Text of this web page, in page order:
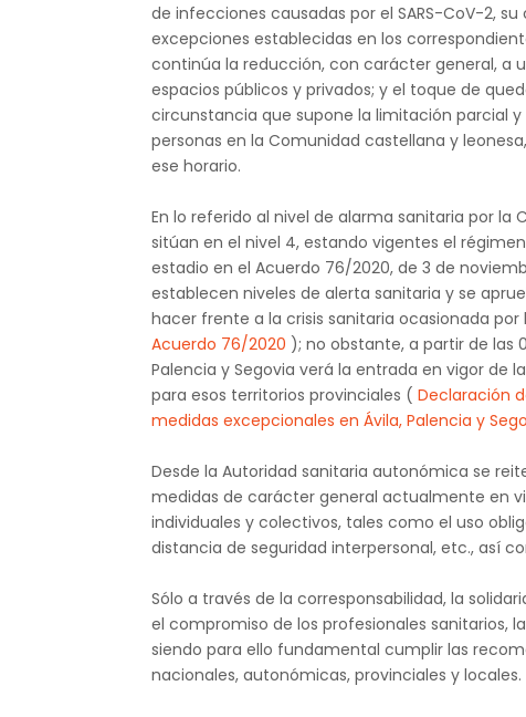
de infecciones causadas por el SARS-CoV-2,
excepciones establecidas en los
continúa la reducción, con carácter general, a
espacios públicos y privados; y el toque de
circunstancia que supone la limitación parcial
personas en la Comunidad castellana y
ese horario.
En lo referido al nivel de alarma sanitaria por la
sitúan en el nivel 4, estando vigentes el
estadio en el Acuerdo 76/2020, de 3 de
establecen niveles de alerta sanitaria y se
hacer frente a la crisis sanitaria ocasionada por
Acuerdo 76/2020 ); no obstante, a partir de las
Palencia y Segovia verá la entrada en vigor de
para esos territorios provinciales ( Declaración
medidas excepcionales en Ávila, Palencia y
Desde la Autoridad sanitaria autonómica se
medidas de carácter general actualmente en
individuales y colectivos, tales como el uso
distancia de seguridad interpersonal, etc., así
Sólo a través de la corresponsabilidad, la
el compromiso de los profesionales sanitarios,
siendo para ello fundamental cumplir las
nacionales, autonómicas, provinciales y locales.